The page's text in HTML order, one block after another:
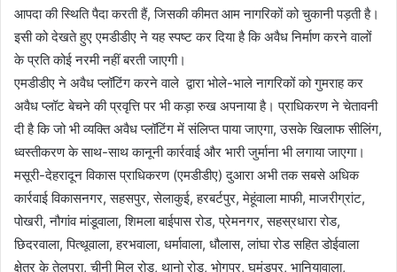
आपदा की स्थिति पैदा करती हैं, जिसकी कीमत आम नागरिकों को चुकानी पड़ती है।
इसी को देखते हुए एमडीडीए ने यह स्पष्ट कर दिया है कि अवैध निर्माण करने वालों
के प्रति कोई नरमी नहीं बरती जाएगी।
एमडीडीए ने अवैध प्लॉटिंग करने वाले द्वारा भोले-भाले नागरिकों को गुमराह कर
अवैध प्लॉट बेचने की प्रवृत्ति पर भी कड़ा रुख अपनाया है। प्राधिकरण ने चेतावनी
दी है कि जो भी व्यक्ति अवैध प्लॉटिंग में संलिप्त पाया जाएगा, उसके खिलाफ सीलिंग,
ध्वस्तीकरण के साथ-साथ कानूनी कार्रवाई और भारी जुर्माना भी लगाया जाएगा।
मसूरी-देहरादून विकास प्राधिकरण (एमडीडीए) दुआरा अभी तक सबसे अधिक
कार्रवाई विकासनगर, सहसपुर, सेलाकुई, हरबर्टपुर, मेहूंवाला माफी, माजरीग्रांट,
पोखरी, नौगांव मांडूवाला, शिमला बाईपास रोड, प्रेमनगर, सहस्रधारा रोड,
छिदरवाला, पित्थूवाला, हरभवाला, धर्मावाला, धौलास, लांघा रोड सहित डोईवाला
क्षेत्र के तेलपुरा, चीनी मिल रोड, थानो रोड, भोगपुर, घमंडपुर, भानियावाला,